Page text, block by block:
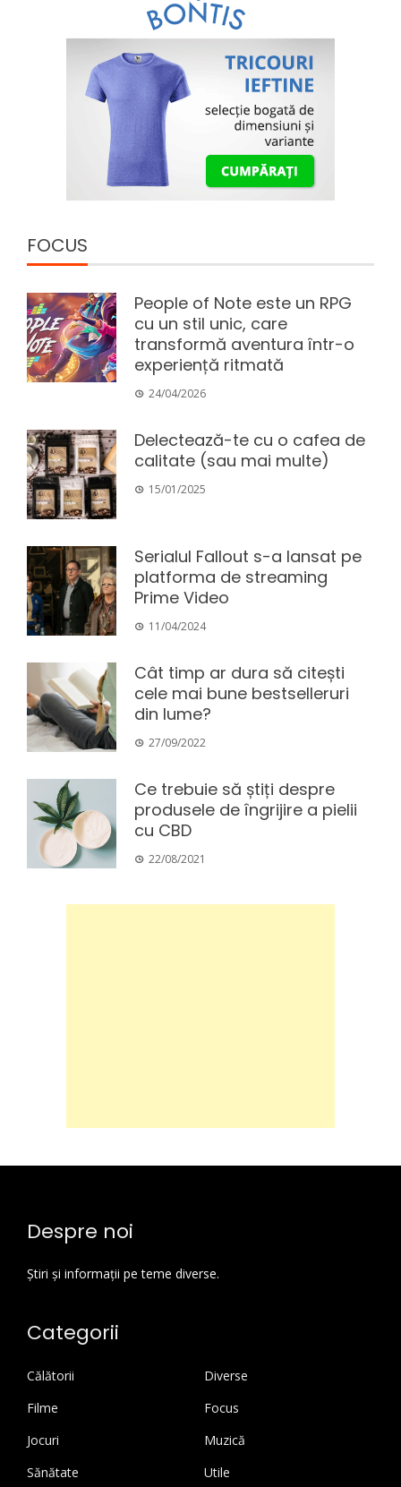
FOCUS
People of Note este un RPG
cu un stil unic, care
transformă aventura într-o
experiență ritmată
24/04/2026
Delectează-te cu o cafea de
calitate (sau mai multe)
15/01/2025
Serialul Fallout s-a lansat pe
platforma de streaming
Prime Video
11/04/2024
Cât timp ar dura să citești
cele mai bune bestselleruri
din lume?
27/09/2022
Ce trebuie să știți despre
produsele de îngrijire a pielii
cu CBD
22/08/2021
Despre noi
Știri și informații pe teme diverse.
Categorii
Călătorii
Diverse
Filme
Focus
Jocuri
Muzică
Sănătate
Utile